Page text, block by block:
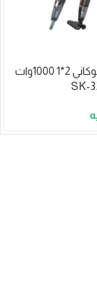
مكنسه سوكاني 2*1 1000وات